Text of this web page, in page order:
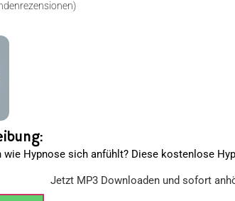
Hypnose sich anfühlt? Diese kostenlose
Jetzt MP3 Downloaden und sofort